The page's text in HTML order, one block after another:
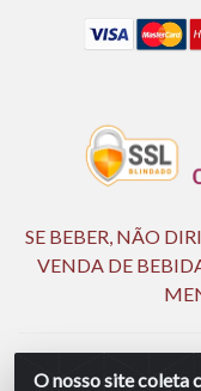
O nosso site coleta
SE BEBER, NÃO
VENDA DE
Ingá Distribuidora